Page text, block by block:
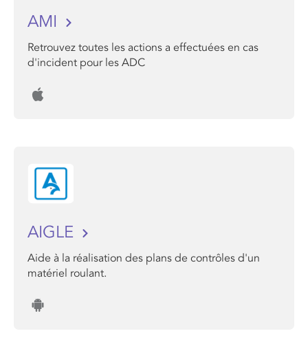
AMI
Retrouvez toutes les actions a effectuées en cas
d'incident pour les ADC
AIGLE
Aide à la réalisation des plans de contrôles d'un
matériel roulant.